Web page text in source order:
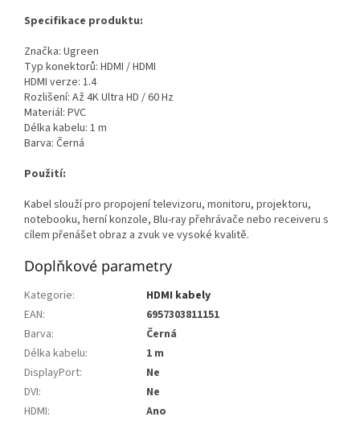
Specifikace produktu:
Značka: Ugreen
Typ konektorů: HDMI / HDMI
HDMI verze: 1.4
Rozlišení: Až 4K Ultra HD / 60 Hz
Materiál: PVC
Délka kabelu: 1 m
Barva: Černá
Použití:
Kabel slouží pro propojení televizoru, monitoru, projektoru,
notebooku, herní konzole, Blu-ray přehrávače nebo receiveru s
cílem přenášet obraz a zvuk ve vysoké kvalitě.
Doplňkové parametry
Kategorie:
HDMI kabely
EAN:
6957303811151
Barva:
Černá
Délka kabelu:
1 m
DisplayPort:
Ne
DVI:
Ne
HDMI:
Ano